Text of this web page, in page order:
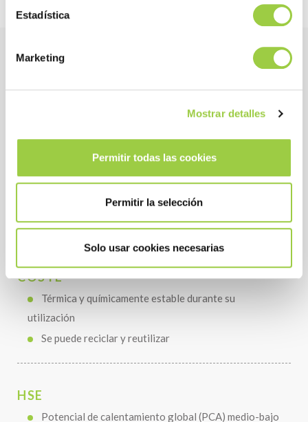
Estadística
Marketing
Mostrar detalles
Permitir todas las cookies
Permitir la selección
Solo usar cookies necesarias
Excelente conductividad térmica
Muy baja tensión superficial
Alto aislamiento eléctrico
La baja viscosidad cinética y el bajo punto de
congelación reducen la carga de las bombas
COSTE
Térmica y químicamente estable durante su
utilización
Se puede reciclar y reutilizar
HSE
Potencial de calentamiento global (PCA) medio-bajo